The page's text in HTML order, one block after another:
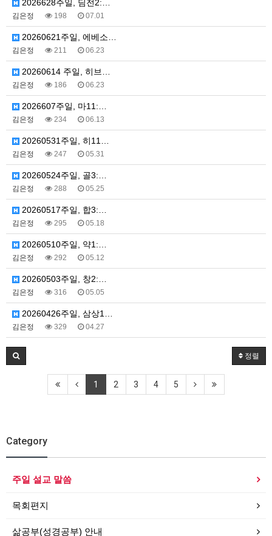
2026628주일, 딤전2:…
김은정 198 07.01
20260621주일, 에베소…
김은정 211 06.23
20260614 주일, 히브…
김은정 186 06.23
2026607주일, 마11:…
김은정 234 06.13
20260531주일, 히11…
김은정 247 05.31
20260524주일, 골3:…
김은정 288 05.25
20260517주일, 합3:…
김은정 295 05.18
20260510주일, 약1:…
김은정 292 05.12
20260503주일, 창2:…
김은정 316 05.05
20260426주일, 삼상1…
김은정 329 04.27
정렬
1 2 3 4 5
Category
주일 설교 말씀
목회편지
삶공부(성경공부) 안내